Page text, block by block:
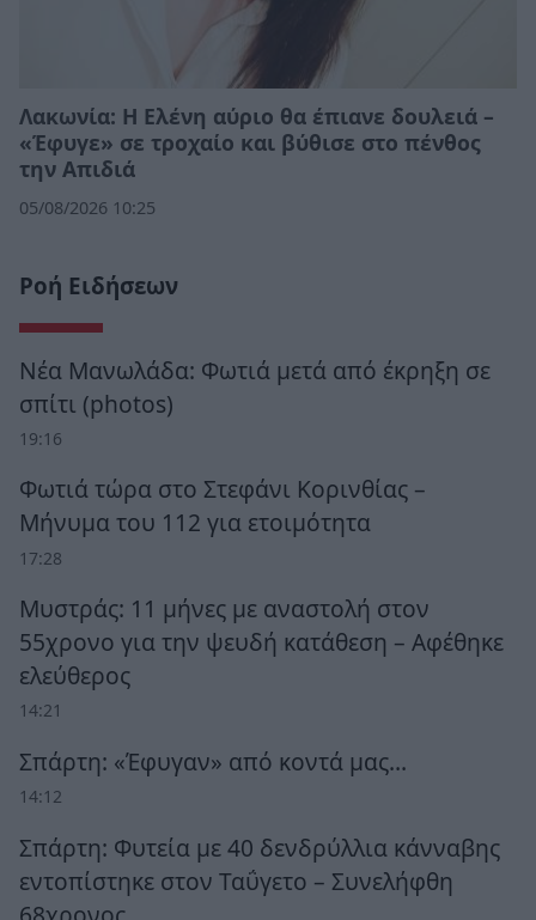
Λακωνία: Η Ελένη αύριο θα έπιανε δουλειά –
«Έφυγε» σε τροχαίο και βύθισε στο πένθος
την Απιδιά
05/08/2026 10:25
Ροή Ειδήσεων
Νέα Μανωλάδα: Φωτιά μετά από έκρηξη σε
σπίτι (photos)
19:16
Φωτιά τώρα στο Στεφάνι Κορινθίας –
Μήνυμα του 112 για ετοιμότητα
17:28
Μυστράς: 11 μήνες με αναστολή στον
55χρονο για την ψευδή κατάθεση – Αφέθηκε
ελεύθερος
14:21
Σπάρτη: «Έφυγαν» από κοντά μας…
14:12
Σπάρτη: Φυτεία με 40 δενδρύλλια κάνναβης
εντοπίστηκε στον Ταΰγετο – Συνελήφθη